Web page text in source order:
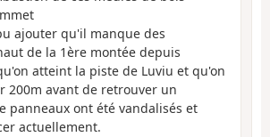
ajouter qu'il manque des
de la 1ère montée depuis
atteint la piste de Luviu et qu'on
200m avant de retrouver un
panneaux ont été vandalisés et
actuellement.